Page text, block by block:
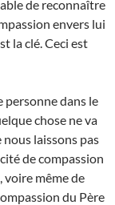
de reconnaître
envers lui
la clé. Ceci est
personne dans le
chose ne va
laissons pas
de compassion
voire même de
du Père